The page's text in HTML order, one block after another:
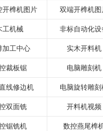
开榫机图片 双端开榫机图
工机械 非标自动化设
加工中心 实木开料机
裁板锯 电脑雕刻机
线修边机 电脑旋转雕刻
双面铣 开料机视频
锯铣机 数控燕尾榫